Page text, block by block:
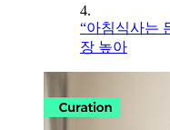
4.
“아침식사는
장 높아